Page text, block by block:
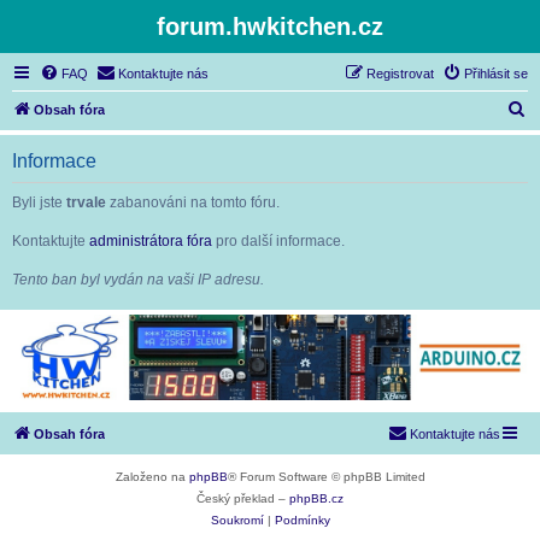
forum.hwkitchen.cz
FAQ Kontaktujte nás Přihlásit se
Registrovat
Obsah fóra
l
Informace
Byli jste trvale zabanováni na tomto fóru.
Kontaktujte administrátora fóra pro další informace.
Tento ban byl vydán na vaši IP adresu.
Obsah fóra Kontaktujte nás
Založeno na phpBB® Forum Software © phpBB Limited
Český překlad – phpBB.cz
Soukromí
Podmínky